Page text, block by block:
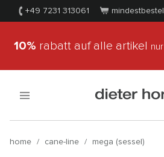
+49 7231 313061
10% rabatt auf alle artikel
home / cane-line / mega (sessel)